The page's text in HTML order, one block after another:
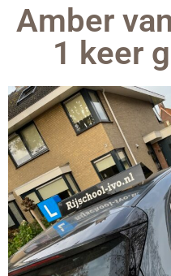
Amber
1 keer